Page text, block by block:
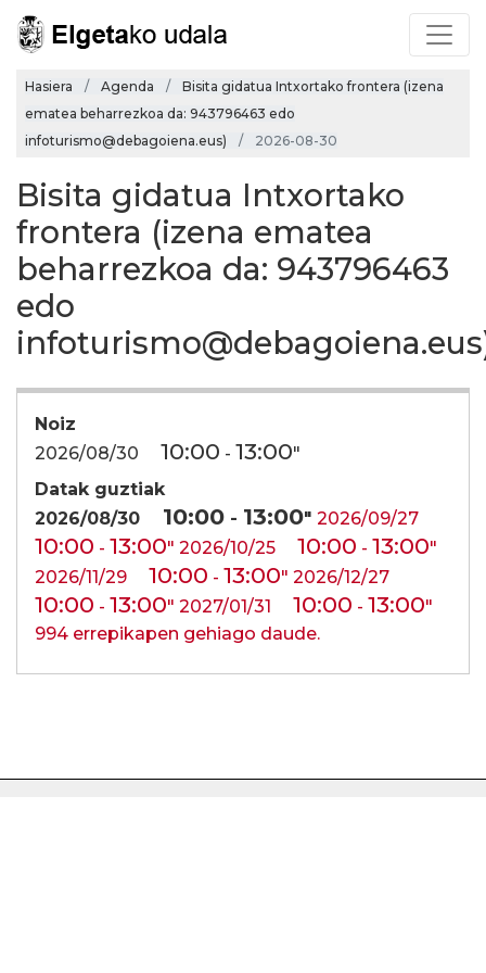
Hasiera Agenda
Bisita gidatua Intxortako frontera (izena
ematea beharrezkoa da: 943796463 edo
infoturismo@debagoiena.eus)
2026-08-30
Bisita gidatua Intxortako
frontera (izena ematea
beharrezkoa da: 943796463
edo
Noiz
2026/08/30
10:00 - 13:00"
Datak guztiak
2026/08/30
10:00 - 13:00" 2026/09/27
10:00 - 13:00" 2026/10/25 10:00 - 13:00"
2026/11/29
10:00 - 13:00" 2026/12/27
10:00 - 13:00" 2027/01/31 10:00 - 13:00"
994 errepikapen gehiago daude.